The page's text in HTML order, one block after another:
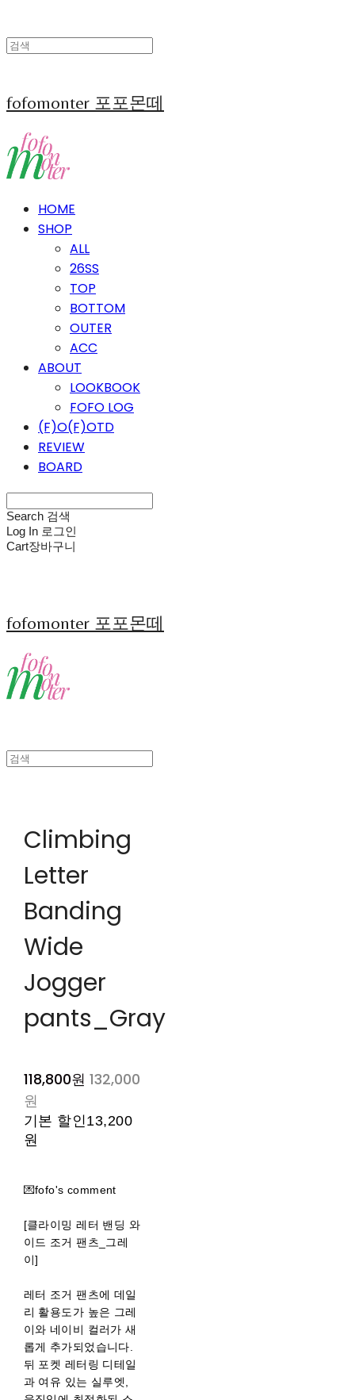
fofomonter 포포몬떼
HOME
SHOP
ALL
26SS
TOP
BOTTOM
OUTER
ACC
ABOUT
LOOKBOOK
FOFO LOG
(F)O(F)OTD
REVIEW
BOARD
Search 검색
Log In 로그인
Cart장바구니
fofomonter 포포몬떼
Climbing
Letter
Banding
Wide
Jogger
pants_Gray
118,800원 132,000
원
기본 할인 13,200
원
💌fofo's comment
[클라이밍 레터 밴딩 와
이드 조거 팬츠_그레
이]
레터 조거 팬츠에 데일
리 활용도가 높은 그레
이와 네이비 컬러가 새
롭게 추가되었습니다.
뒤 포켓 레터링 디테일
과 여유 있는 실루엣,